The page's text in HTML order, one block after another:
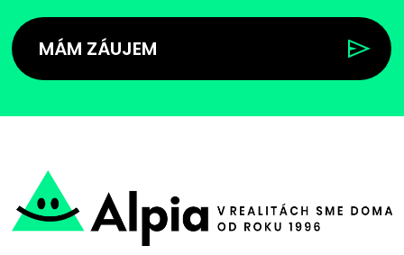
MÁM ZÁUJEM